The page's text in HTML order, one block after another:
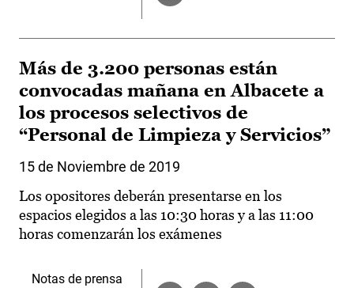
Más de 3.200 personas están
convocadas mañana en Albacete a
los procesos selectivos de
“Personal de Limpieza y Servicios”
15 de Noviembre de 2019
Los opositores deberán presentarse en los
espacios elegidos a las 10:30 horas y a las 11:00
horas comenzarán los exámenes
Notas de prensa